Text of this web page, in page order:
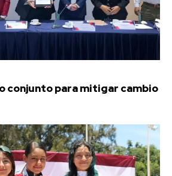
conjunto para mitigar cambio